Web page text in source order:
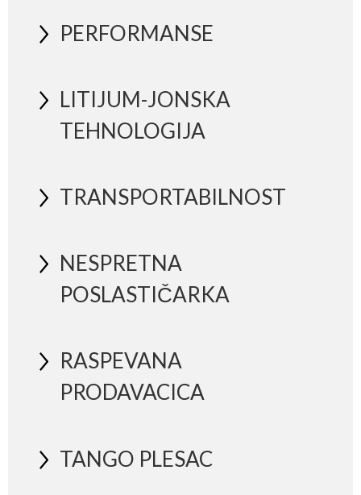
PERFORMANSE
LITIJUM-JONSKA
TEHNOLOGIJA
TRANSPORTABILNOST
NESPRETNA
POSLASTIČARKA
RASPEVANA
PRODAVACICA
TANGO PLESAC